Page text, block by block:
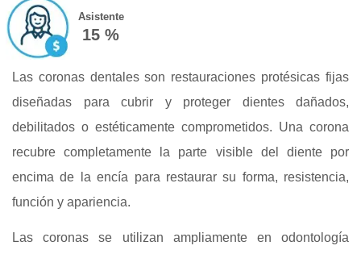
Asistente
15 %
Las coronas dentales son restauraciones protésicas fijas
diseñadas para cubrir y proteger dientes dañados,
debilitados o estéticamente comprometidos. Una corona
recubre completamente la parte visible del diente por
encima de la encía para restaurar su forma, resistencia,
función y apariencia.
Las coronas se utilizan ampliamente en odontología